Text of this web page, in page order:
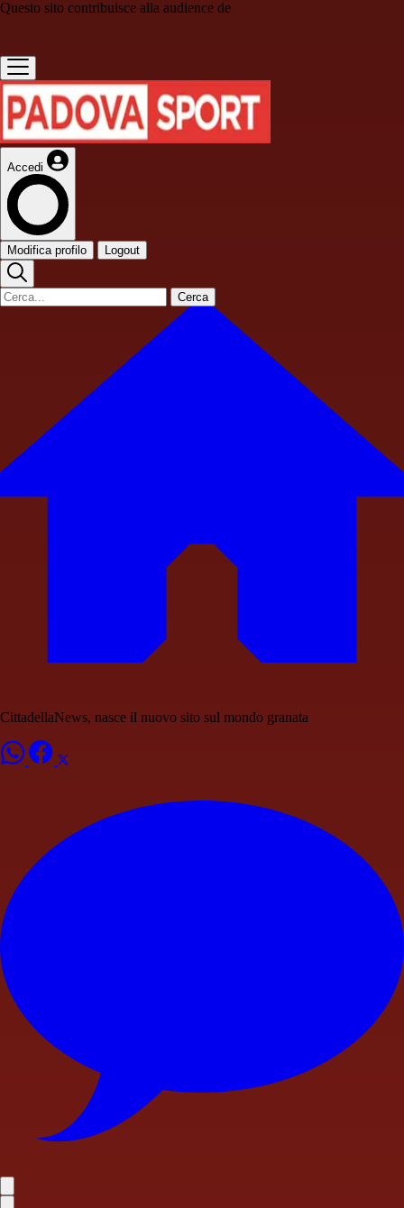
Questo sito contribuisce alla audience de
Accedi
Modifica profilo Logout
Cerca
CittadellaNews, nasce il nuovo sito sul mondo granata